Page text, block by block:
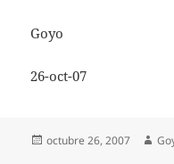
Goyo
26-oct-07
Publicado
octubre 26, 2007